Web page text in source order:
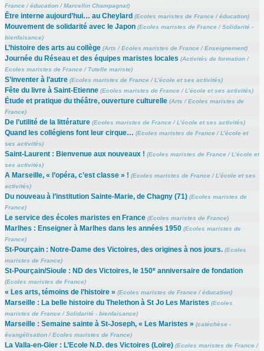
France/éducation/Marcellin Champagnat)
Être interne aujourd’hui… au Cheylard (Ecoles maristes de France/éducation)
Mouvement de solidarité avec le Japon (Ecoles maristes de France/Solidarité -
bienfaisance)
L’histoire des arts au collège (Arts /Ecoles maristes de France/Enseignement)
Journée du Réseau et des équipes maristes locales (Activités de formation/
Ecoles maristes de France/ Tutelle mariste)
S’inventer à l’autre (Ecoles maristes de France/L’école et ses activités)
Fête du livre à Saint-Etienne (Ecoles maristes de France/L’école et ses activités)
Étude et pratique du théâtre, ouverture culturelle (Arts /Ecoles maristes de
France)
De l’utilité de la littérature (Ecoles maristes de France/L’école et ses activités)
Quand les collégiens font leur cirque… (Ecoles maristes de France/L’école et
ses activités)
Saint-Laurent : Bienvenue aux nouveaux ! (Ecoles maristes de France/L’école et
ses activités)
A Marseille, « l’opéra, c’est classe » ! (Ecoles maristes de France/L’école et ses
activités)
Du nouveau à l’institution Sainte-Marie, de Chagny (71) (Ecoles maristes de
France)
Le service des écoles maristes en France (Ecoles maristes de France)
Marlhes : Enseigner à Marlhes dans les années 1950 (Ecoles maristes de
France)
St-Pourçain : Notre-Dame des Victoires, des origines à nos jours. (Ecoles
maristes de France)
St-Pourçain/Sioule : ND des Victoires, le 150eanniversaire de fondation
(Ecoles maristes de France)
« Les arts, témoins de l’histoire » (Ecoles maristes de France/éducation)
Marseille : La belle histoire du Thelethon à St Jo Les Maristes (Ecoles
maristes de France/Solidarité - bienfaisance)
Marseille : Semaine sainte à St-Joseph, « Les Maristes » (catéchèse -
évangélisation/Ecoles maristes de France)
La Valla-en-Gier : L’Ecole N.D. des Victoires (Loire) (Ecoles maristes de France/